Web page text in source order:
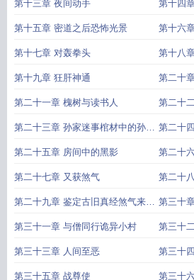
第十三章 夜间动手 第十四
第十五章 密道之后恐怖光景 第十六
第十七章 对轰拳头 第十八
第十九章 狂肝神通 第二十
第二十一章 槐树与读书人 第二十
第二十三章 孙家迷事棺材中的孙小
姐
第二十
第二十五章 房间中的黑影 第二十
第二十七章 又获煞气 第二十
第二十九章 鉴定古旧真经煞气来源
求追读
第三十
第三十一章 与僧同行诡异小村 第三十
第三十三章 人间至恶 第三十
第三十五章 战尊使 第三十